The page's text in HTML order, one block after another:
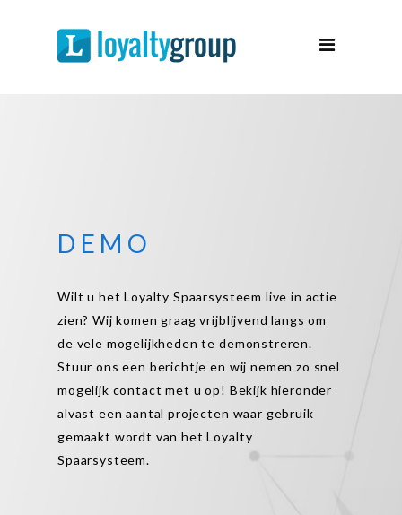
Spaarprogramma
DEMO
Wilt u het Loyalty Spaarsysteem live in actie
zien? Wij komen graag vrijblijvend langs om
de vele mogelijkheden te demonstreren.
Stuur ons een berichtje en wij nemen zo snel
mogelijk contact met u op! Bekijk hieronder
alvast een aantal projecten waar gebruik
gemaakt wordt van het Loyalty
Spaarsysteem.